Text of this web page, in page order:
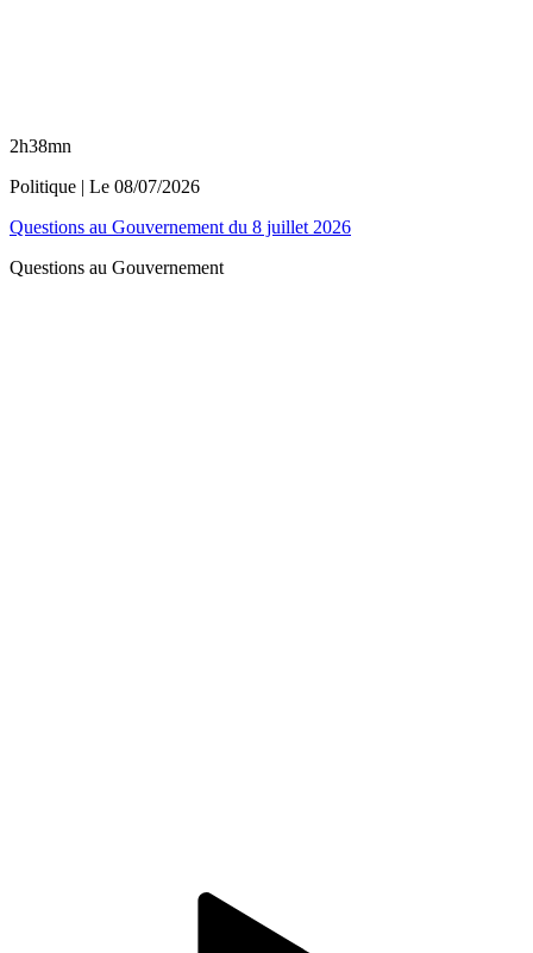
2h38mn
Politique | Le 08/07/2026
Questions au Gouvernement du 8 juillet 2026
Questions au Gouvernement